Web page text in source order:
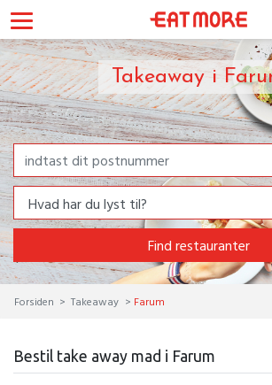
Takeaway i
Find restauranter
Forsiden Takeaway Farum
Bestil take away mad i Farum